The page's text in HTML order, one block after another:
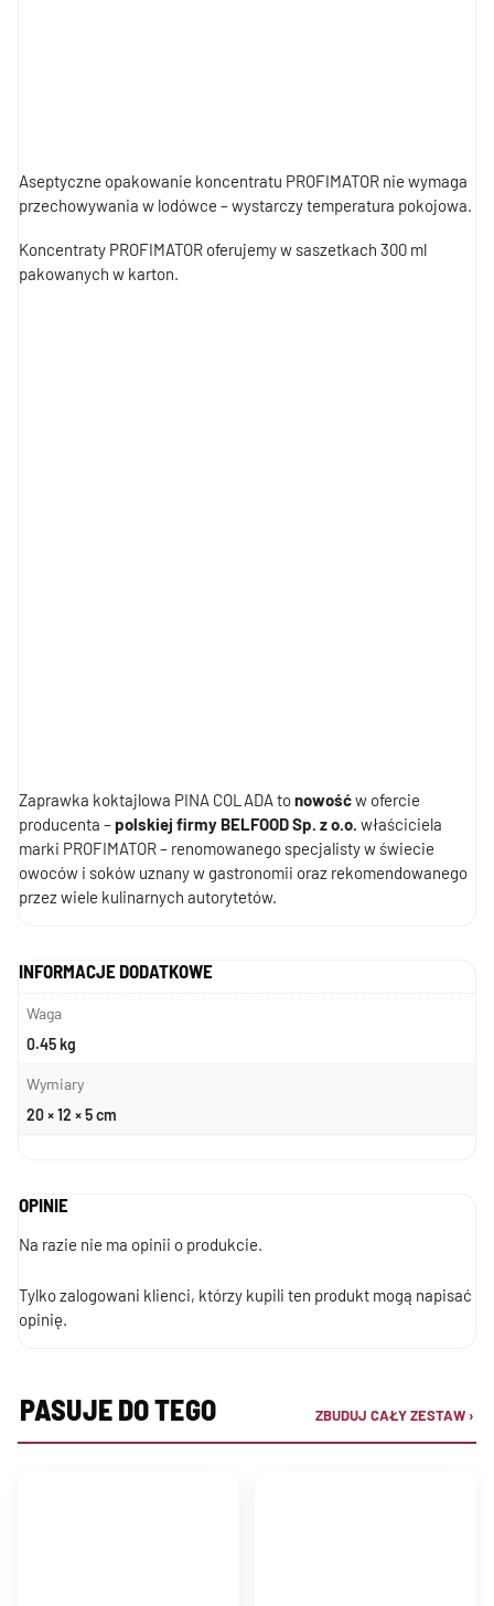
Aseptyczne opakowanie koncentratu PROFIMATOR nie wymaga
przechowywania w lodówce – wystarczy temperatura pokojowa.
Koncentraty PROFIMATOR oferujemy w saszetkach 300 ml
pakowanych w karton.
Zaprawka koktajlowa PINA COLADA tonowośćw ofercie
producenta –polskiej firmy BELFOOD Sp. z o.o. właściciela
marki PROFIMATOR – renomowanego specjalisty w świecie
owoców i soków uznany w gastronomii oraz rekomendowanego
przez wiele kulinarnych autorytetów.
INFORMACJE DODATKOWE
Waga
0.45 kg
Wymiary
20 × 12 × 5 cm
OPINIE
Na razie nie ma opinii o produkcie.
Tylko zalogowani klienci, którzy kupili ten produkt mogą napisać
opinię.
PASUJE DO TEGO ZBUDUJ CAŁY ZESTAW ›